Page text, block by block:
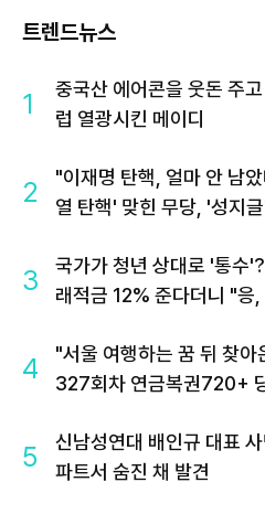
트렌드뉴스
1
중국산 에어콘을 웃돈 주
럽 열광시킨 메이디
2
"이재명 탄핵, 얼마 안 남
열 탄핵' 맞힌 무당, '성지
3
국가가 청년 상대로 '통수
래적금 12% 준다더니 "응
4
"서울 여행하는 꿈 뒤 찾
327회차 연금복권720+
5
신남성연대 배인규 대표
파트서 숨진 채 발견